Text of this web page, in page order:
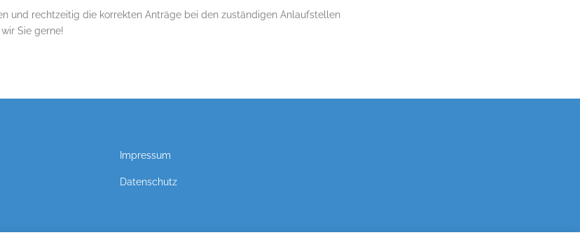
und rechtzeitig die korrekten Anträge bei den zuständigen Anlaufstellen
Sie gerne!
Impressum
Datenschutz